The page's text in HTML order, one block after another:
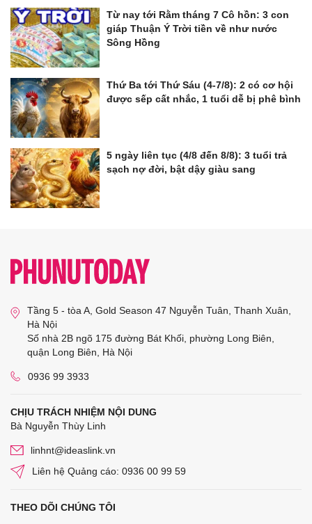
Từ nay tới Rằm tháng 7 Cô hồn: 3 con
giáp Thuận Ý Trời tiền về như nước
Sông Hồng
Thứ Ba tới Thứ Sáu (4-7/8): 2 có cơ hội
được sếp cất nhắc, 1 tuổi dễ bị phê bình
5 ngày liên tục (4/8 đến 8/8): 3 tuổi trả
sạch nợ đời, bật dậy giàu sang
Tầng 5 - tòa A, Gold Season 47 Nguyễn Tuân, Thanh Xuân,
Hà Nội
Số nhà 2B ngõ 175 đường Bát Khối, phường Long Biên,
quận Long Biên, Hà Nội
0936 99 3933
CHỊU TRÁCH NHIỆM NỘI DUNG
Bà Nguyễn Thùy Linh
linhnt@ideaslink.vn
Liên hệ Quảng cáo: 0936 00 99 59
THEO DÕI CHÚNG TÔI